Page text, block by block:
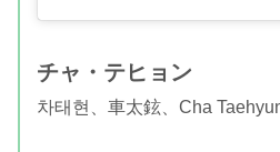
チャ・テヒョン
차태현、車太鉉、Cha